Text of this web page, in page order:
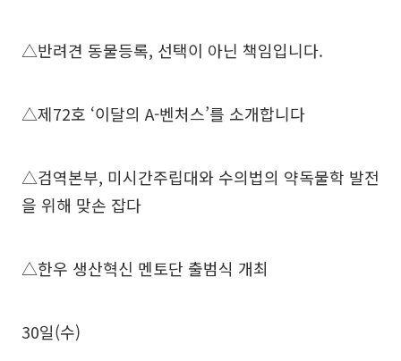
△반려견 동물등록, 선택이 아닌 책임입니다.
△제72호 ‘이달의 A-벤처스’를 소개합니다
△검역본부, 미시간주립대와 수의법의 약독물학 발전
을 위해 맞손 잡다
△한우 생산혁신 멘토단 출범식 개최
30일(수)